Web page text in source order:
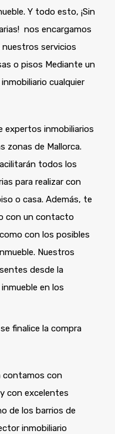
Y todo esto, ¡Sin
nos encargamos
servicios
o pisos Mediante un
cualquier
expertos inmobiliarios
zonas de Mallorca.
todos los
para realizar con
o casa. Además, te
con un contacto
con los posibles
Nuestros
desde la
en los
finalice la compra
contamos con
con excelentes
de los barrios de
inmobiliario